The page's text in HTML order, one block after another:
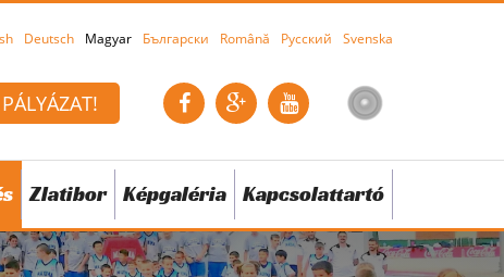
Deutsch Magyar Български Română Русский Svenska
PÁLYÁZAT!
Zlatibor Képgaléria Kapcsolattartó